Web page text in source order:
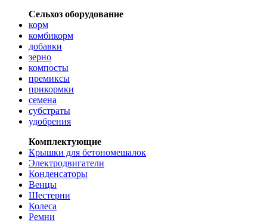
Сельхоз оборудование
корм
комбикорм
добавки
зерно
компосты
премиксы
прикормки
семена
субстраты
удобрения
Комплектующие
Крышки для бетономешалок
Электродвигатели
Конденсаторы
Венцы
Шестерни
Колеса
Ремни